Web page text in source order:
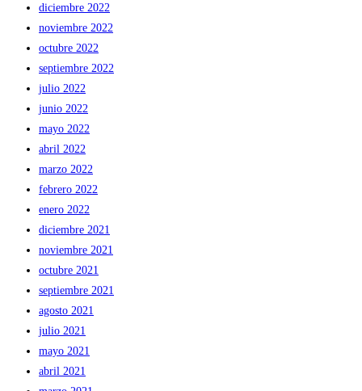
diciembre 2022
noviembre 2022
octubre 2022
septiembre 2022
julio 2022
junio 2022
mayo 2022
abril 2022
marzo 2022
febrero 2022
enero 2022
diciembre 2021
noviembre 2021
octubre 2021
septiembre 2021
agosto 2021
julio 2021
mayo 2021
abril 2021